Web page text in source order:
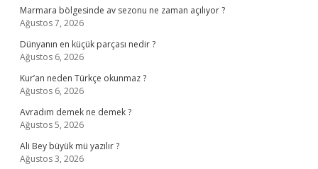
Marmara bölgesinde av sezonu ne zaman açılıyor ?
Ağustos 7, 2026
Dünyanın en küçük parçası nedir ?
Ağustos 6, 2026
Kur’an neden Türkçe okunmaz ?
Ağustos 6, 2026
Avradım demek ne demek ?
Ağustos 5, 2026
Ali Bey büyük mü yazılır ?
Ağustos 3, 2026